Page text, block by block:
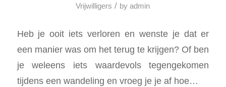
Vrijwilligers / byadmin
Heb je ooit iets verloren en wenste je dat er
een manier was om het terug te krijgen? Of ben
je weleens iets waardevols tegengekomen
tijdens een wandeling en vroeg je je af hoe…